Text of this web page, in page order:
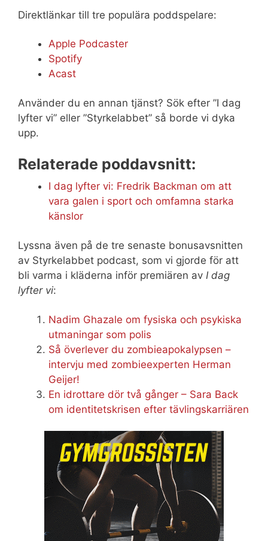
Direktlänkar till tre populära poddspelare:
Apple Podcaster
Spotify
Acast
Använder du en annan tjänst? Sök efter ”I dag
lyfter vi” eller ”Styrkelabbet” så borde vi dyka
upp.
Relaterade poddavsnitt:
I dag lyfter vi: Fredrik Backman om att
vara galen i sport och omfamna starka
känslor
Lyssna även på de tre senaste bonusavsnitten
av Styrkelabbet podcast, som vi gjorde för att
bli varma i kläderna inför premiären av I dag
lyfter vi:
Nadim Ghazale om fysiska och psykiska
utmaningar som polis
Så överlever du zombieapokalypsen –
intervju med zombieexperten Herman
Geijer!
En idrottare dör två gånger – Sara Back
om identitetskrisen efter tävlingskarriären